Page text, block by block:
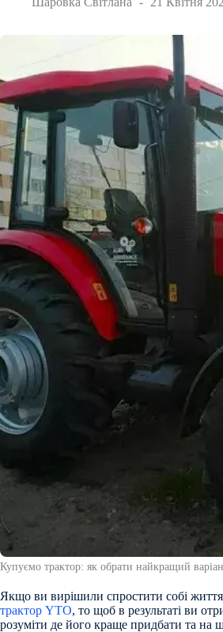
Купуємо трактор: як обрати найкращий
Якщо ви вирішили спростити собі життя
трактор YTO, то щоб в результаті ви
розуміти де його краще придбати та на